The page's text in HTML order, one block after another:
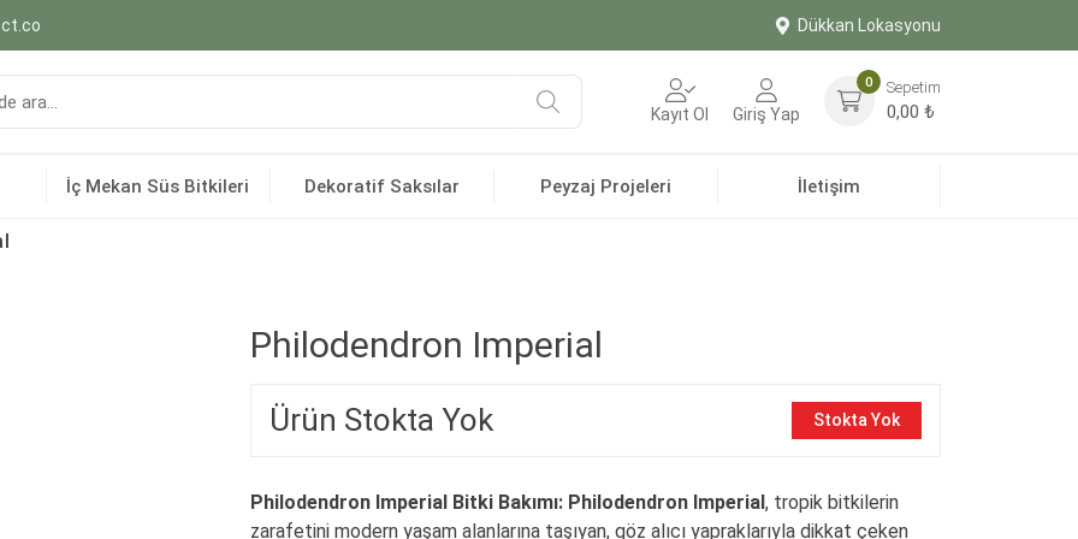
Dükkan Lokasyonu
Ara Kayıt Ol Giriş Yap
0 Sepetim
0,00 ₺
İç Mekan Süs Bitkileri Dekoratif Saksılar Peyzaj Projeleri İletişim
Philodendron Imperial
Ürün Stokta Yok Stokta Yok
Philodendron Imperial Bitki Bakımı: Philodendron Imperial, tropik bitkilerin
zarafetini modern yaşam alanlarına taşıyan, göz alıcı yapraklarıyla dikkat çeken